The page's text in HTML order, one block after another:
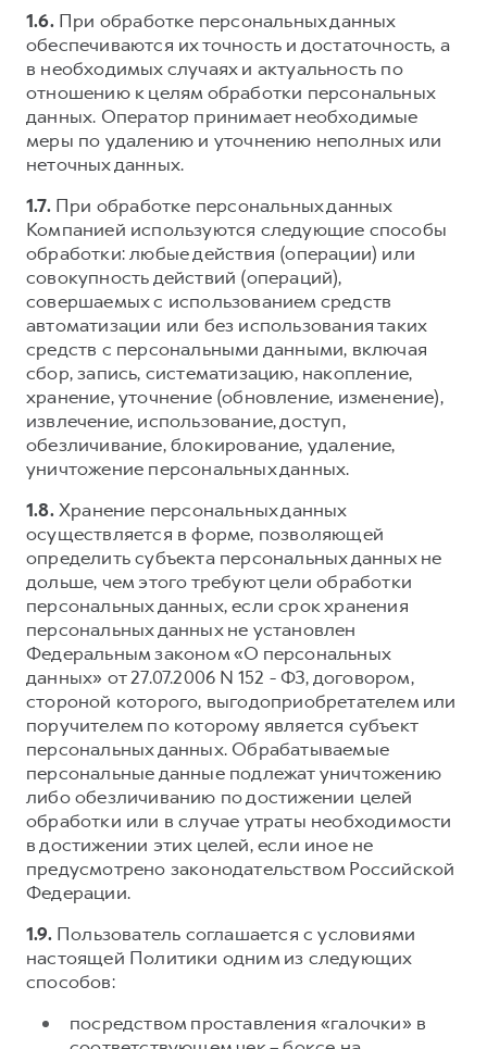
1.6.При обработке персональных данных
обеспечиваются их точность и достаточность, а
в необходимых случаях и актуальность по
отношению к целям обработки персональных
данных. Оператор принимает необходимые
меры по удалению и уточнению неполных или
неточных данных.
1.7.При обработке персональных данных
Компанией используются следующие способы
обработки: любые действия (операции) или
совокупность действий (операций),
совершаемых с использованием средств
автоматизации или без использования таких
средств с персональными данными, включая
сбор, запись, систематизацию, накопление,
хранение, уточнение (обновление, изменение),
извлечение, использование, доступ,
обезличивание, блокирование, удаление,
уничтожение персональных данных.
1.8.Хранение персональных данных
осуществляется в форме, позволяющей
определить субъекта персональных данных не
дольше, чем этого требуют цели обработки
персональных данных, если срок хранения
персональных данных не установлен
Федеральным законом «О персональных
данных» от 27.07.2006 N 152 - ФЗ, договором,
стороной которого, выгодоприобретателем или
поручителем по которому является субъект
персональных данных. Обрабатываемые
персональные данные подлежат уничтожению
либо обезличиванию по достижении целей
обработки или в случае утраты необходимости
в достижении этих целей, если иное не
предусмотрено законодательством Российской
Федерации.
1.9.Пользователь соглашается с условиями
настоящей Политики одним из следующих
способов:
посредством проставления «галочки» в